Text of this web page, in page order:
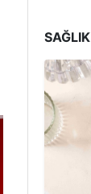
SAĞLIK